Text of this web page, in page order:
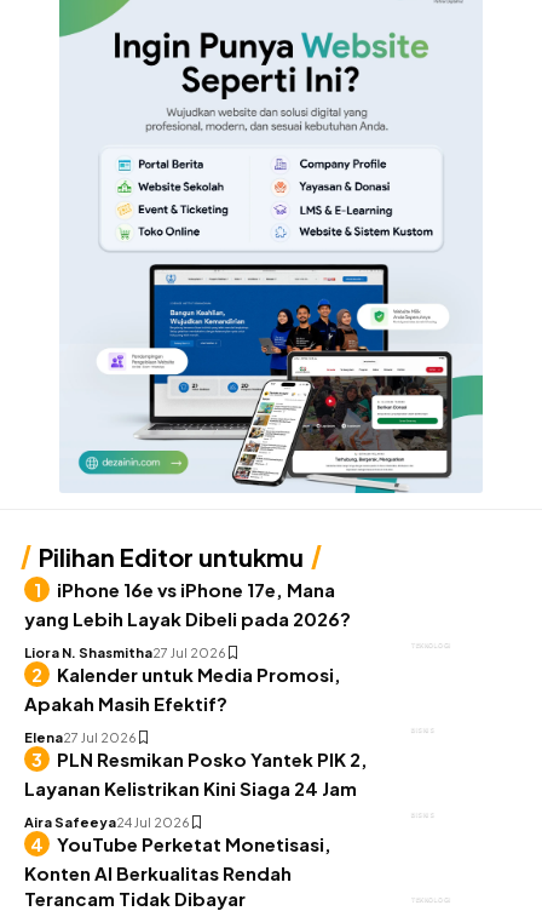
Pilihan Editor untukmu
TEKNOLOGI
iPhone 16e vs iPhone 17e, Mana
yang Lebih Layak Dibeli pada 2026?
Liora N. Shasmitha27 Jul 2026
BISNIS
Kalender untuk Media Promosi,
Apakah Masih Efektif?
Elena27 Jul 2026
BISNIS
PLN Resmikan Posko Yantek PIK 2,
Layanan Kelistrikan Kini Siaga 24 Jam
Aira Safeeya24 Jul 2026
TEKNOLOGI
YouTube Perketat Monetisasi,
Konten AI Berkualitas Rendah
Terancam Tidak Dibayar